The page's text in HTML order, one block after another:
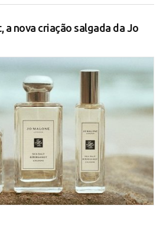
a nova criação salgada da Jo